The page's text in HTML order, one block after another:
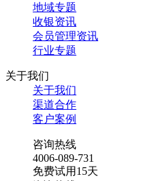
地域专题
收银资讯
会员管理资讯
行业专题
关于我们
关于我们
渠道合作
客户案例
咨询热线
4006-089-731
免费试用15天